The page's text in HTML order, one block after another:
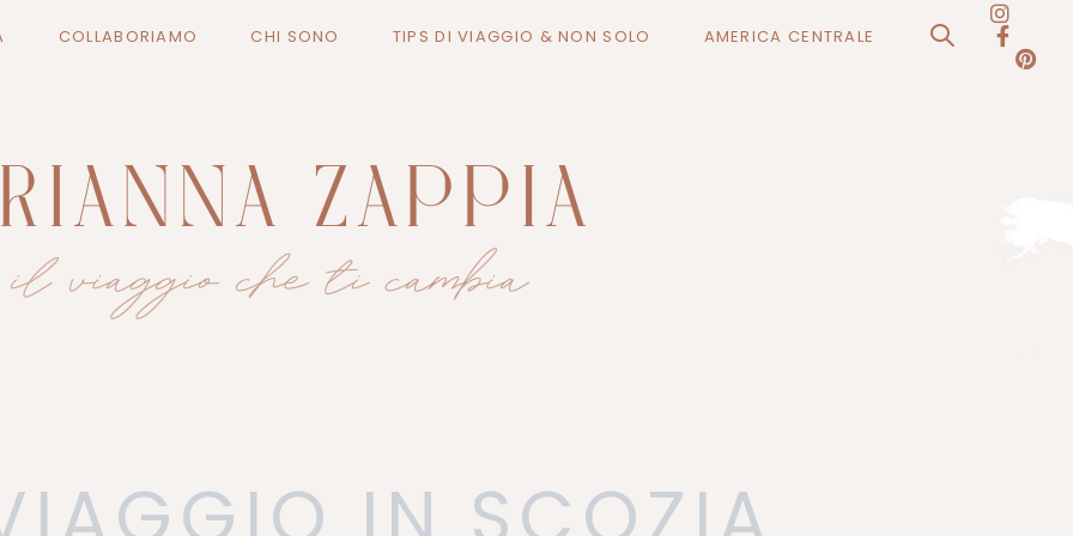
COLLABORIAMO CHI SONO TIPS DI VIAGGIO & NON SOLO AMERICA CENTRALE